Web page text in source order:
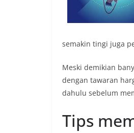
semakin tingi juga
Meski demikian
dengan tawaran
dahulu sebelum
Tips